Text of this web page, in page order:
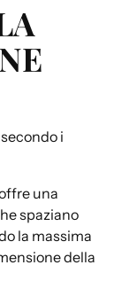
i
una
spaziano
la massima
della